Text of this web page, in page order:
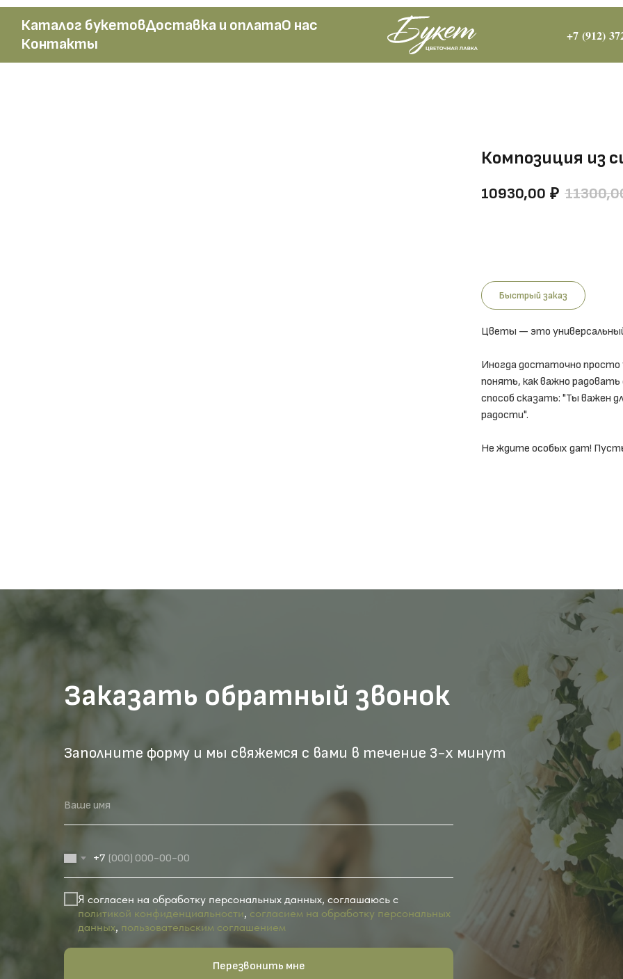
Каталог букетовДоставка и оплатаО нас
Контакты
+7 (912)
Композиция из
10930,00 ₽
Быстрый заказ
Цветы — это
Иногда достаточно просто
понять, как важно
способ сказать: "Ты важен
радости".
Не ждите особых дат!
Заказать обратный звонок
Заполните форму и мы свяжемся с вами в течение 3-х минут
Ваше имя
+7
Я согласен на обработку персональных данных, соглашаюсь с
политикой конфиденциальности, согласием на обработку персональных
данных, пользовательским соглашением
Перезвонить мне